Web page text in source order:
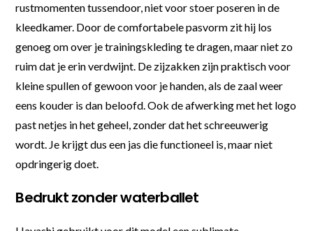
rustmomenten tussendoor, niet voor stoer poseren in de
kleedkamer. Door de comfortabele pasvorm zit hij los
genoeg om over je trainingskleding te dragen, maar niet zo
ruim dat je erin verdwijnt. De zijzakken zijn praktisch voor
kleine spullen of gewoon voor je handen, als de zaal weer
eens kouder is dan beloofd. Ook de afwerking met het logo
past netjes in het geheel, zonder dat het schreeuwerig
wordt. Je krijgt dus een jas die functioneel is, maar niet
opdringerig doet.
Bedrukt zonder waterballet